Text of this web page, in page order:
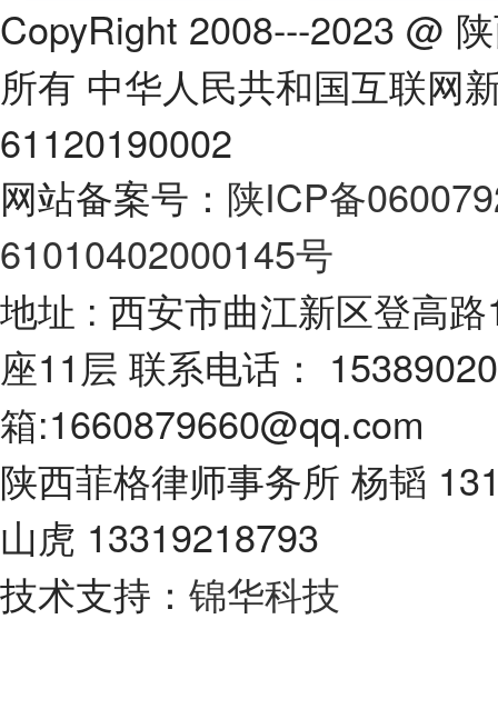
CopyRight 2008---2023 @
所有 中华人民共和国互联网
61120190002
网站备案号： 陕ICP备
61010402000145号
地址 : 西安市曲江新区登高
座11层 联系电话：
箱:1660879660@qq.com
陕西菲格律师事务所 杨韬
山虎 13319218793
技术支持： 锦华科技